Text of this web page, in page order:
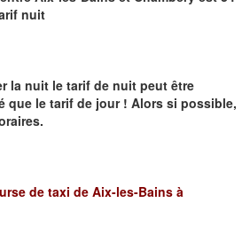
nuit
la nuit le tarif de nuit peut être
que le tarif de jour ! Alors si possible,
de taxi de Aix-les-Bains à